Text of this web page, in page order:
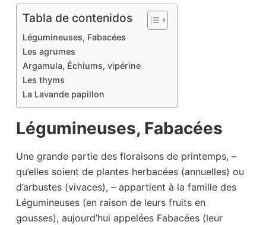
Tabla de contenidos
Légumineuses, Fabacées
Les agrumes
Argamula, Échiums, vipérine
Les thyms
La Lavande papillon
Légumineuses, Fabacées
Une grande partie des floraisons de printemps, –
qu’elles soient de plantes herbacées (annuelles) ou
d’arbustes (vivaces), – appartient à la famille des
Légumineuses (en raison de leurs fruits en
gousses), aujourd’hui appelées Fabacées (leur